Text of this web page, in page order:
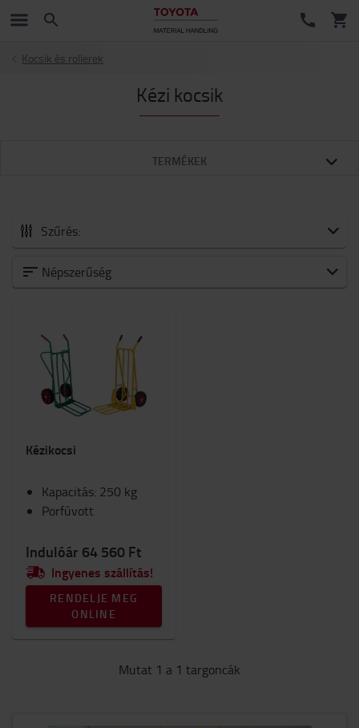
Kocsik és rollerek
Kézi kocsik
TERMÉKEK
Szűrés:
Minden Tartozékok
Villák és villatoldatok
Targonca tartozékok
Biztonság
Kocsik és rollerek
Lámpák
Ülések
Munkaruha
Téli
Belső égésű motorral felszerelt targonca
Fogyóeszközök
Kategória
Kézi kocsik(1)
Népszerűség
Kézikocsi
Kapacitás: 250 kg
Porfúvott
Indulóár 64 560 Ft
Ingyenes szállítás!
RENDELJE MEG
ONLINE
Mutat 1 a 1 targoncák